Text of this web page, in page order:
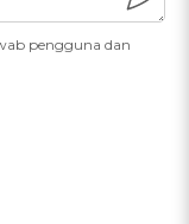
pengguna dan